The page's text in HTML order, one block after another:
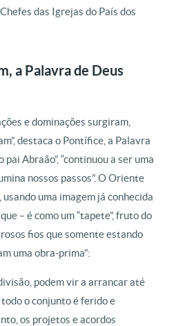
das Igrejas do País dos
a Palavra de Deus
e dominações surgiram,
destaca o Pontífice, a Palavra
Abraão”, “continuou a ser uma
nossos passos”. O Oriente
uma imagem já conhecida
– é como um “tapete”, fruto do
fios que somente estando
uma obra-prima”:
podem vir a arrancar até
o conjunto é ferido e
os projetos e acordos